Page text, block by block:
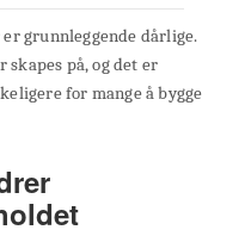
grunnleggende dårlige.
på, og det er
for mange å bygge